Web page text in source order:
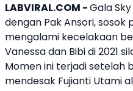
LABVIRAL.COM -Gala Sky
dengan Pak Ansori,
mengalami kecelakaan
Vanessa dan Bibi di 2021
Momen ini terjadi setelah
mendesak Fujianti Utami